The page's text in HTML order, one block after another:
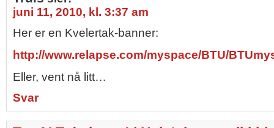
juni 11, 2010, kl. 3:37 am
Her er en Kvelertak-banner:
http://www.relapse.com/myspace/BTU/
Eller, vent nå litt…
Svar